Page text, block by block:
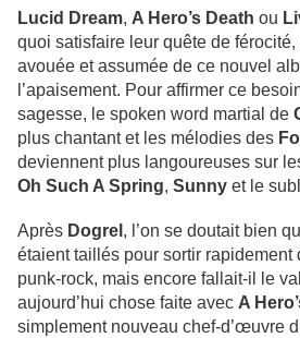
Lucid Dream, A Hero’s Death ou
quoi satisfaire leur quête de
avouée et assumée de ce nouvel
l’apaisement. Pour affirmer ce
sagesse, le spoken word martial de
plus chantant et les mélodies des
deviennent plus langoureuses sur
Oh Such A Spring, Sunny et le
Après Dogrel , l’on se doutait bien
étaient taillés pour sortir rapidement
punk-rock, mais encore fallait-il le
aujourd’hui chose faite avec A
simplement nouveau chef-d’œuvre